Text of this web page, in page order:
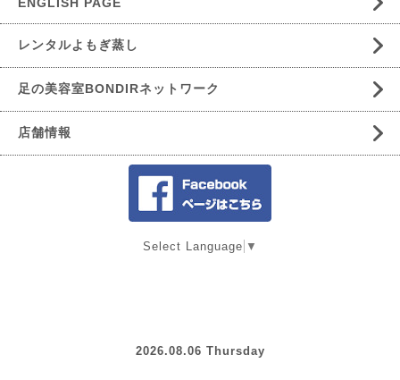
レンタルよもぎ蒸し
足の美容室BONDIRネットワーク
店舗情報
Select Language ▼
2026.08.06 Thursday